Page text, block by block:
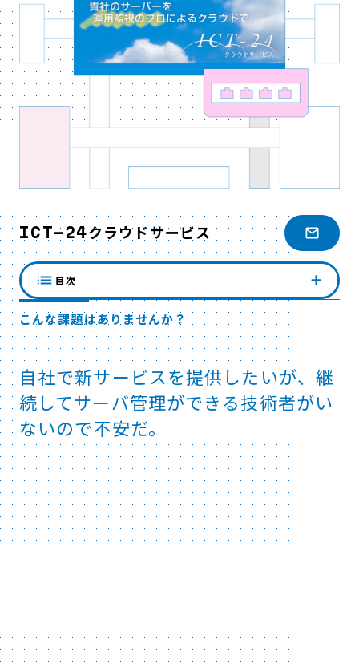
ICT-24クラウドサービス
こんな課題はありませんか？
自社で新サービスを提供したいが、継
続してサーバ管理ができる技術者がい
ないので不安だ。
目次